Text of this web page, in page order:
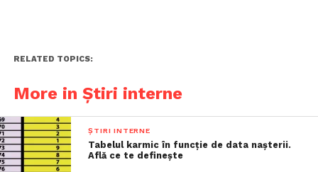
RELATED TOPICS:
More in Știri interne
ȘTIRI INTERNE
Tabelul karmic în funcție de data nașterii.
Află ce te definește